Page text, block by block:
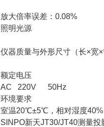
放大倍率误差：0.08%
照明光源
仪器质量与外形尺寸（长×宽
额定电压
AC 220V 50Hz
环境要求
室温20℃±5℃，相对湿度40%
SINPO新天JT30/JT40测量投